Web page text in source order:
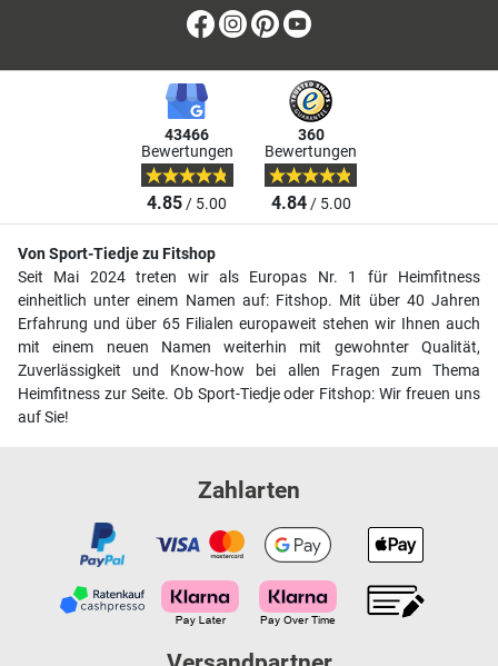
Facebook
Instagram
Pinterest
43466
Bewertungen
4.85/ 5.00
360
Bewertungen
4.84/ 5.00
Von Sport-Tiedje zu Fitshop
Seit Mai 2024 treten wir als Europas Nr. 1 für Heimfitness
einheitlich unter einem Namen auf: Fitshop. Mit über 40 Jahren
Erfahrung und über 65 Filialen europaweit stehen wir Ihnen auch
mit einem neuen Namen weiterhin mit gewohnter Qualität,
Zuverlässigkeit und Know-how bei allen Fragen zum Thema
Heimfitness zur Seite. Ob Sport-Tiedje oder Fitshop: Wir freuen uns
auf Sie!
Zahlarten